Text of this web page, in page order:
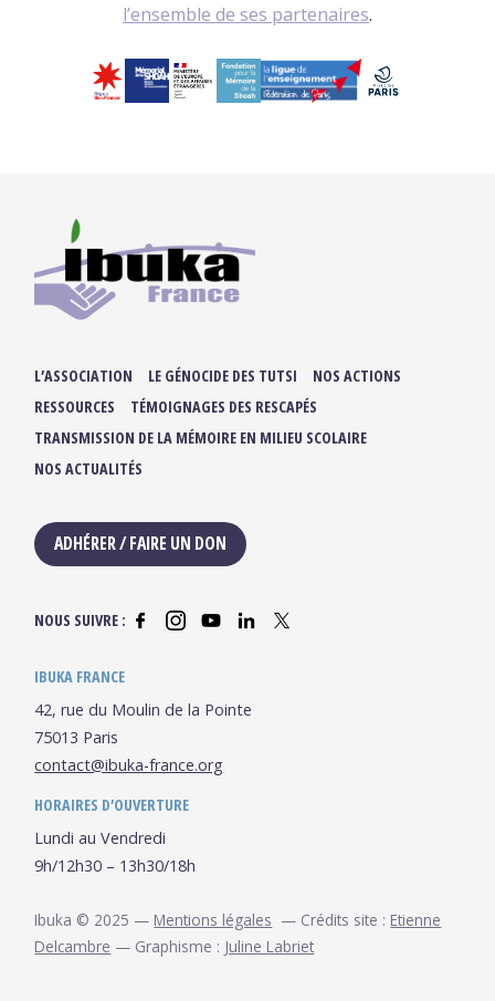
l’ensemble de ses partenaires.
L’ASSOCIATION LE GÉNOCIDE DES TUTSI
NOS ACTIONS
RESSOURCES
TÉMOIGNAGES DES RESCAPÉS
TRANSMISSION DE LA MÉMOIRE EN MILIEU SCOLAIRE
NOS ACTUALITÉS
ADHÉRER / FAIRE UN DON
NOUS SUIVRE :
IBUKA FRANCE
42, rue du Moulin de la Pointe
75013 Paris
contact@ibuka-france.org
HORAIRES D’OUVERTURE
Lundi au Vendredi
9h/12h30 – 13h30/18h
Ibuka © 2025 — Mentions légales — Crédits site : Etienne
Delcambre — Graphisme : Juline Labriet